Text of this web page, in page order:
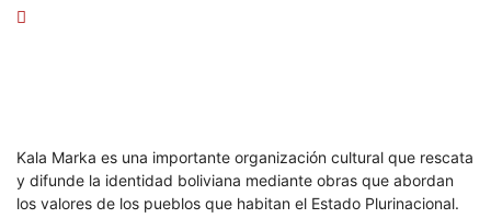
Kala Marka es una importante organización cultural que rescata
y difunde la identidad boliviana mediante obras que abordan
los valores de los pueblos que habitan el Estado Plurinacional.